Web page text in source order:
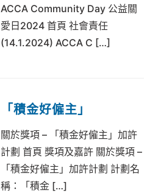
ACCA Community Day 公益關
愛日2024 首頁 社會責任
(14.1.2024) ACCA C […]
「積金好僱主」
關於獎項 – 「積金好僱主」加許
計劃 首頁 獎項及嘉許 關於獎項 –
「積金好僱主」加許計劃 計劃名
稱：「積金 […]